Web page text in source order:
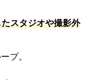
スタジオや撮影外
プ。